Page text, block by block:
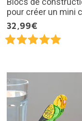
pour créer un mini
32,99€